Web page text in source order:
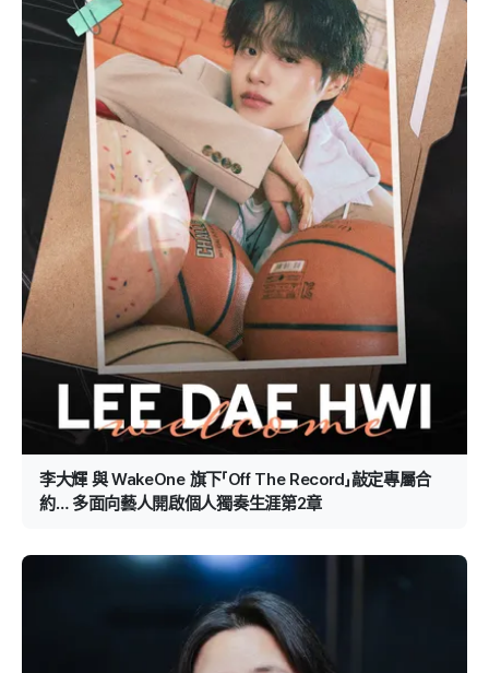
李大輝 與 WakeOne 旗下「Off The Record」敲定專屬合
約… 多面向藝人開啟個人獨奏生涯第2章